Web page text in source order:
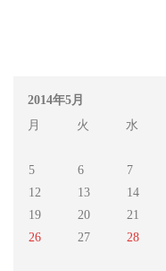
ク
パ
2014年5月
月
火 水
5
6 7
12
13 14
19
20 21
26
27 28